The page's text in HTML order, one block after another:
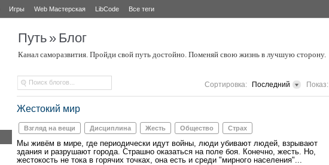
Игры Web Мастерская LibCode Все теги
Путь » Блог
Канал саморазвития. Пройди свой путь достойно. Поменяй свою жизнь в лучшую сторону.
Сортировка: Последний Показ:
Жестокий мир
Взгляд на вещи Дисциплина Жесть Общество Страх
Мы живём в мире, где периодически идут войны, люди убивают людей, взрывают
здания и разрушают города. Страшно оказаться на поле боя. Конечно, жесть. Но,
жестокость не тока в горячих точках, она есть и среди "мирного населения"...